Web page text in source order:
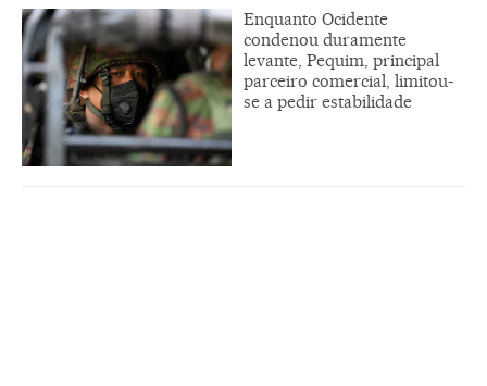
Enquanto Ocidente
condenou duramente
levante, Pequim, principal
parceiro comercial, limitou-
se a pedir estabilidade